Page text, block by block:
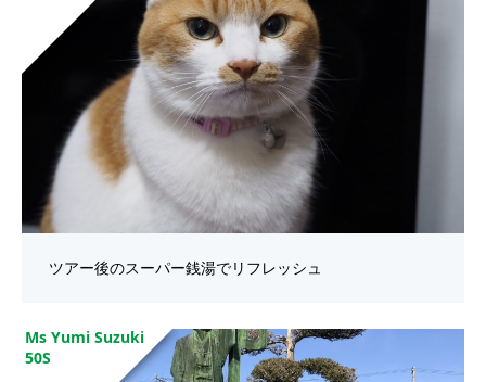
ツアー後のスーパー銭湯でリフレッシュ
Ms Yumi Suzuki
50S